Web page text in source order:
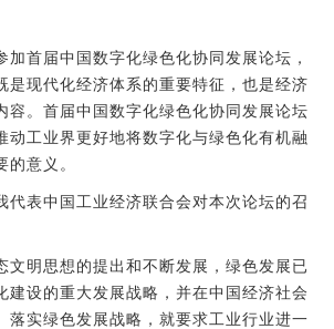
加首届中国数字化绿色化协同发展论坛，
是现代化经济体系的重要特征，也是经济
容。首届中国数字化绿色化协同发展论坛
动工业界更好地将数字化与绿色化有机融
意义。
代表中国工业经济联合会对本次论坛的召
文明思想的提出和不断发展，绿色发展已
建设的重大发展战略，并在中国经济社会
落实绿色发展战略，就要求工业行业进一